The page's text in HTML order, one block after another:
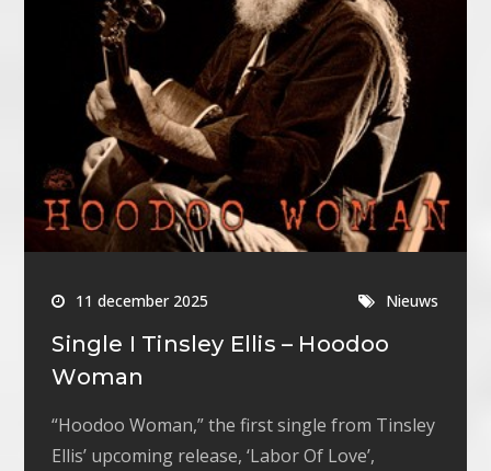
11 december 2025 Nieuws
Single I Tinsley Ellis – Hoodoo
Woman
“Hoodoo Woman,” the first single from Tinsley
Ellis’ upcoming release, ‘Labor Of Love’,